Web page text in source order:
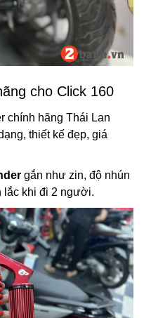
cho Click 160
chính hãng Thái Lan
thiết kế đẹp, giá
gắn như zin, độ nhún
lắc khi đi 2 người.